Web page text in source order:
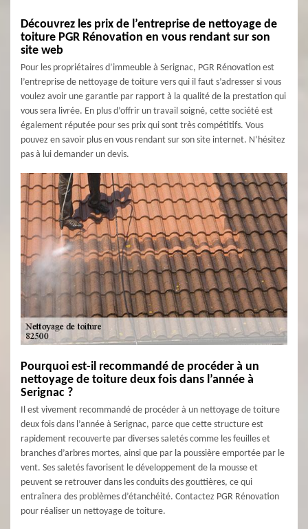
Découvrez les prix de l’entreprise de nettoyage de
toiture PGR Rénovation en vous rendant sur son
site web
Pour les propriétaires d’immeuble à Serignac, PGR Rénovation est
l’entreprise de nettoyage de toiture vers qui il faut s’adresser si vous
voulez avoir une garantie par rapport à la qualité de la prestation qui
vous sera livrée. En plus d’offrir un travail soigné, cette société est
également réputée pour ses prix qui sont très compétitifs. Vous
pouvez en savoir plus en vous rendant sur son site internet. N’hésitez
pas à lui demander un devis.
Pourquoi est-il recommandé de procéder à un
nettoyage de toiture deux fois dans l’année à
Serignac ?
Il est vivement recommandé de procéder à un nettoyage de toiture
deux fois dans l’année à Serignac, parce que cette structure est
rapidement recouverte par diverses saletés comme les feuilles et
branches d’arbres mortes, ainsi que par la poussière emportée par le
vent. Ses saletés favorisent le développement de la mousse et
peuvent se retrouver dans les conduits des gouttières, ce qui
entraînera des problèmes d’étanchéité. Contactez PGR Rénovation
pour réaliser un nettoyage de toiture.